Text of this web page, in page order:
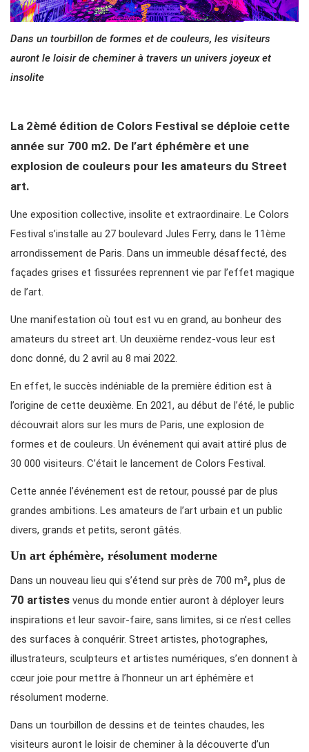
Dans un tourbillon de formes et de couleurs, les visiteurs
auront le loisir de cheminer à travers un univers joyeux et
insolite
La 2èmé édition de Colors Festival se déploie cette
année sur 700 m2. De l’art éphémère et une
explosion de couleurs pour les amateurs du Street
art.
Une exposition collective, insolite et extraordinaire. Le Colors
Festival s’installe au 27 boulevard Jules Ferry, dans le 11ème
arrondissement de Paris. Dans un immeuble désaffecté, des
façades grises et fissurées reprennent vie par l’effet magique
de l’art.
Une manifestation où tout est vu en grand, au bonheur des
amateurs du street art. Un deuxième rendez-vous leur est
donc donné, du 2 avril au 8 mai 2022.
En effet, le succès indéniable de la première édition est à
l’origine de cette deuxième. En 2021, au début de l’été, le public
découvrait alors sur les murs de Paris, une explosion de
formes et de couleurs. Un événement qui avait attiré plus de
30 000 visiteurs. C’était le lancement de Colors Festival.
Cette année l’événement est de retour, poussé par de plus
grandes ambitions. Les amateurs de l’art urbain et un public
divers, grands et petits, seront gâtés.
Un art éphémère, résolument moderne
Dans un nouveau lieu qui s’étend sur près de 700 m², plus de
70 artistes venus du monde entier auront à déployer leurs
inspirations et leur savoir-faire, sans limites, si ce n’est celles
des surfaces à conquérir. Street artistes, photographes,
illustrateurs, sculpteurs et artistes numériques, s’en donnent à
cœur joie pour mettre à l’honneur un art éphémère et
résolument moderne.
Dans un tourbillon de dessins et de teintes chaudes, les
visiteurs auront le loisir de cheminer à la découverte d’un